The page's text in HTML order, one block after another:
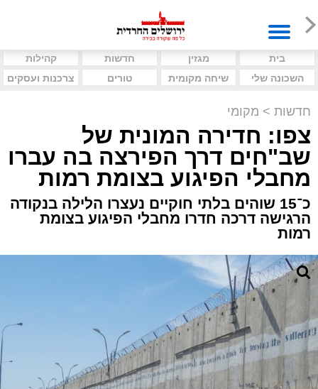
בית מגזין חדשות
קהילות
השכונה שלי
שיחה מקומית טורים צרכנות ועסקים
חדשות > מקומי
צפו: חדירה המונית של
שב"חים דרך הפירצה בה עברו
מחבלי הפיגוע בצומת רמות
כ־15 שוהים בלתי חוקיים נעצרו הלילה בנקודה
הרגישה דרכה חדרו מחבלי הפיגוע בצומת
רמות